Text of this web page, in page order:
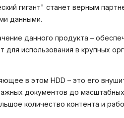
гигант" станет верным
данными.
данного продукта –
для использования в крупных
в этом HDD – это его
документов до
количество контента и